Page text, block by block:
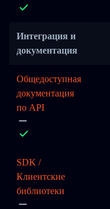
Интеграция и
документация
Общедоступная
документация
по API
SDK /
Клиентские
библиотеки